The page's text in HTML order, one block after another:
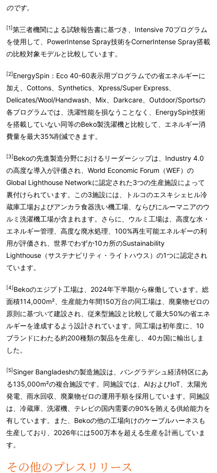
のです。
[1]第三者機関による試験報告書に基づき、Intensive 70プログラム
を使用して、PowerIntense Spray技術をCornerIntense Spray搭載
の比較対象モデルと比較しています。
[2]EnergySpin：Eco 40-60表示用プログラムでの省エネルギーに
加え、Cottons、Synthetics、Xpress/Super Express、
Delicates/Wool/Handwash、Mix、Darkcare、Outdoor/Sportsの
各プログラムでは、洗濯性能を損なうことなく、EnergySpin技術
を搭載していない同等のBeko製洗濯機と比較して、エネルギー消
費量を最大35%削減できます。
[3]Bekoの先進製造分野におけるリーダーシップは、Industry 4.0
の高度な導入が評価され、World Economic Forum（WEF）の
Global Lighthouse Networkに認定された3つの生産施設によって
裏付けられています。この3施設には、
トルコのエスキシェヒル冷
蔵庫工場およびアンカラ食器洗い機工場、ならびに ルーマニアのウ
ルミ洗濯機工場が含まれます。さらに、ウルミ工場は、高度な水・
エネルギー管理、高度な廃水処理、100%再生可能エネルギーの利
用が評価され、世界でわずか10カ所のSustainability
Lighthouse（サステナビリティ・ライトハウス）の1つに認定され
ています。
[4]Bekoのエジプト工場は、2024年下半期から稼働しています。総
面積114,000m²、生産能力年間150万台の同工場は、廃棄物ゼロの
原則に基づいて建設され、従来型施設と比較して最大50%の省エネ
ルギーを達成するよう設計されています。同工場は初年度に、10
ブランドにわたる約200種類の製品を生産し、40カ国に輸出しま
した。
[5]Singer Bangladeshの製造施設は、バングラデシュ経済特区にあ
る135,000m²の複合施設です。同施設では、AIおよびIoT、太陽光
発電、雨水回収、廃棄物ゼロの運用手順を採用しています。同施設
は、冷蔵庫、洗濯機、テレビの国内需要の90%を賄える供給能力を
有しています。また、Bekoの他の工場向けのケーブルハーネスも
生産しており、2026年には500万本を超える生産を計画していま
す。
その他のプレスリリース